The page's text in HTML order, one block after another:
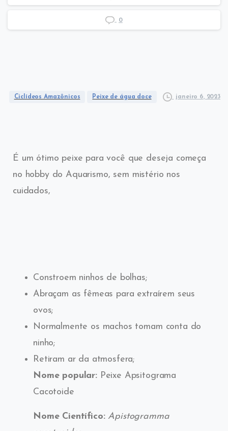
0
Ciclídeos Amazônicos Peixe de água doce​ janeiro 6, 2023
É um ótimo peixe para você que deseja começa
no hobby do Aquarismo, sem mistério nos
cuidados,
Constroem ninhos de bolhas;
Abraçam as fêmeas para extraírem seus
ovos;
Normalmente os machos tomam conta do
ninho;
Retiram ar da atmosfera;
Nome popular:Peixe Apsitograma
Cacotoide
Nome Científico: Apistogramma